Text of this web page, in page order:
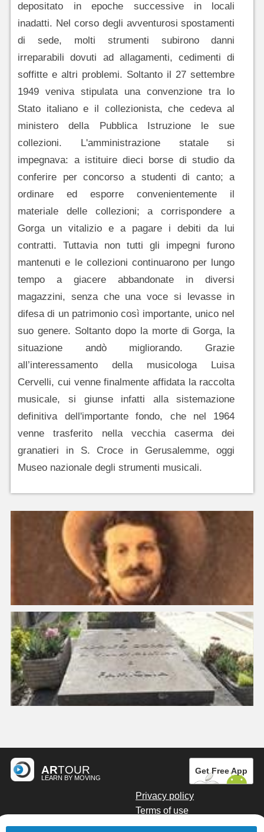
depositato in epoche successive in locali
inadatti. Nel corso degli avventurosi spostamenti
di sede, molti strumenti subirono danni
irreparabili dovuti ad allagamenti, cedimenti di
soffitte e altri problemi. Soltanto il 27 settembre
1949 veniva stipulata una convenzione tra lo
Stato italiano e il collezionista, che cedeva al
ministero della Pubblica Istruzione le sue
collezioni. L'amministrazione statale si
impegnava: a istituire dieci borse di studio da
conferire per concorso a studenti di canto; a
ordinare ed esporre convenientemente il
materiale delle collezioni; a corrispondere a
Gorga un vitalizio e a pagare i debiti da lui
contratti. Tuttavia non tutti gli impegni furono
mantenuti e le collezioni continuarono per lungo
tempo a giacere abbandonate in diversi
magazzini, senza che una voce si levasse in
difesa di un patrimonio così importante, unico nel
suo genere. Soltanto dopo la morte di Gorga, la
situazione andò migliorando. Grazie
all’interessamento della musicologa Luisa
Cervelli, cui venne finalmente affidata la raccolta
musicale, si giunse infatti alla sistemazione
definitiva dell'importante fondo, che nel 1964
venne trasferito nella vecchia caserma dei
granatieri in S. Croce in Gerusalemme, oggi
Museo nazionale degli strumenti musicali.
ARTOUR
LEARN BY MOVING
Get Free App
Privacy policy
Terms of use
Digital marketing by Kainoto